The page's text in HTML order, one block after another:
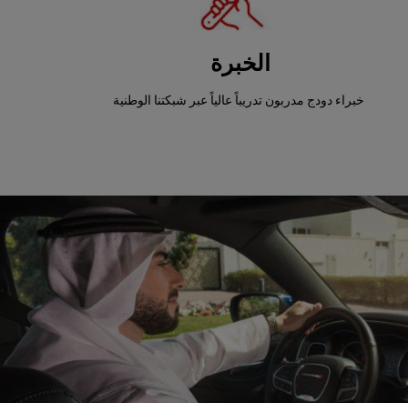
الخبرة
خبراء دودج مدربون تدريباً عالياً عبر شبكتنا الوطنية